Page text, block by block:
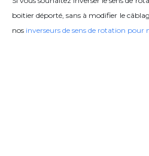
boitier déporté, sans à modifier le
nos inverseurs de sens de rotation